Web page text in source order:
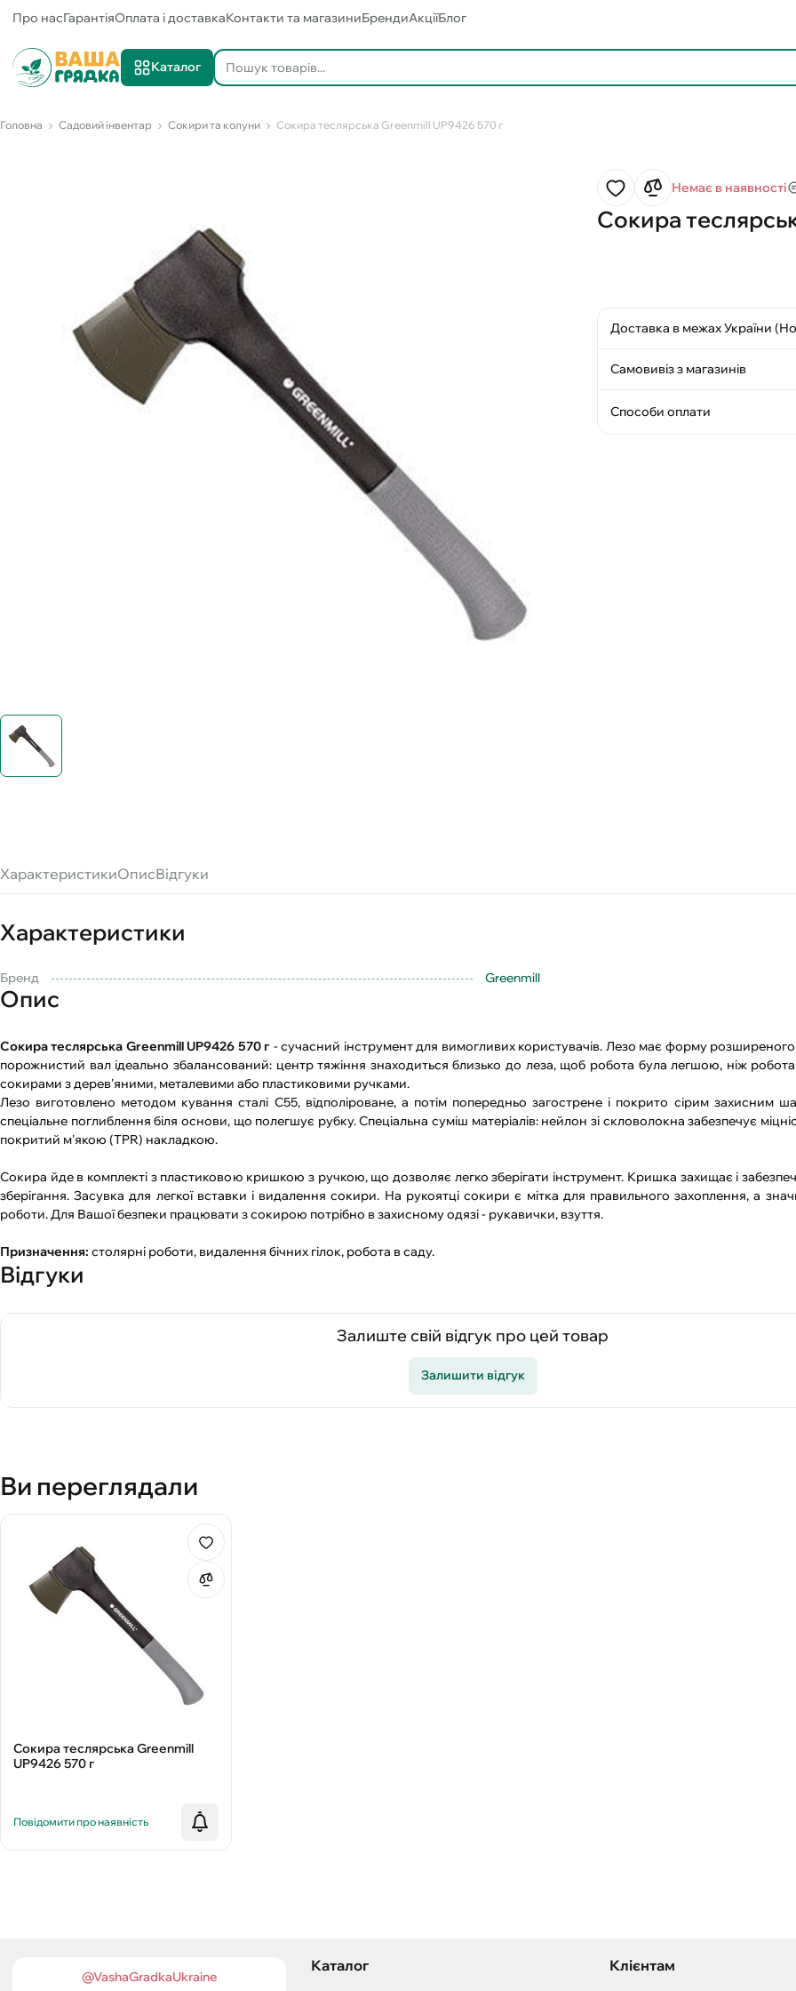
Про насГарантіяОплата і доставкаКонтакти та магазиниБрендиАкціїБлог
Каталог
Головна Садовий інвентар Сокири та колуни Сокира теслярська Greenmill UP9426 570 г
Немає в наявності
Сокира
Доставка в межах України
Самовивіз з магазинів
Способи оплати
ХарактеристикиОписВідгуки
Характеристики
Бренд Greenmill
Опис
Сокира теслярська Greenmill UP9426 570 г - сучасний інструмент для вимогливих користувачів. Лезо має форму
порожнистий вал ідеально збалансований: центр тяжіння знаходиться близько до леза, щоб робота була легшою, ніж
сокирами з дерев'яними, металевими або пластиковими ручками.
Лезо виготовлено методом кування сталі С55, відполіроване, а потім попередньо загострене і покрито сірим захисним
спеціальне поглиблення біля основи, що полегшує рубку. Спеціальна суміш матеріалів: нейлон зі скловолокна забезпечує
покритий м'якою (TPR) накладкою.
Сокира йде в комплекті з пластиковою кришкою з ручкою, що дозволяє легко зберігати інструмент. Кришка захищає і
зберігання. Засувка для легкої вставки і видалення сокири. На рукоятці сокири є мітка для правильного захоплення, а
роботи. Для Вашої безпеки працювати з сокирою потрібно в захисному одязі - рукавички, взуття.
Призначення: столярні роботи, видалення бічних гілок, робота в саду.
Відгуки
Залиште свій відгук про цей товар
Залишити відгук
Ви переглядали
Сокира теслярська Greenmill
UP9426 570 г
Повідомити про наявність
@VashaGradkaUkraine
Каталог Клієнтам